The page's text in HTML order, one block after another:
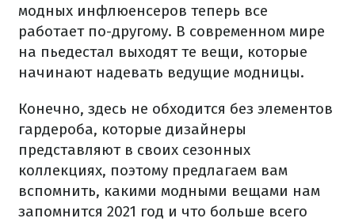
модных инфлюенсеров теперь все
работает по-другому. В современном мире
на пьедестал выходят те вещи, которые
начинают надевать ведущие модницы.
Конечно, здесь не обходится без элементов
гардероба, которые дизайнеры
представляют в своих сезонных
коллекциях, поэтому предлагаем вам
вспомнить, какими модными вещами нам
запомнится 2021 год и что больше всего